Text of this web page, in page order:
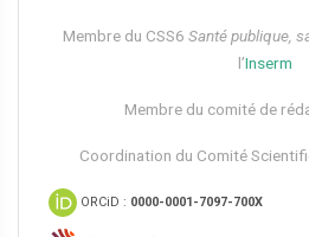
Membre du CSS6​ Santé publique,
l’Inserm
Membre du comité de
Coordination du Comité
ORCiD : 0000-0001-7097-700X